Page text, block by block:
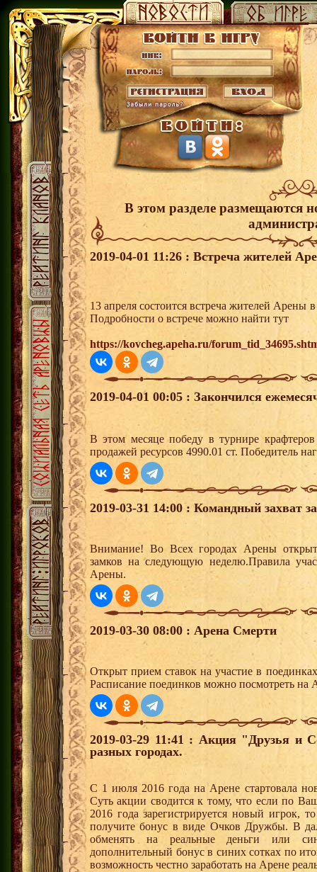
В этом разделе размещаются
2019-04-01 11:26 : Встреча жителей
13 апреля состоится встреча жителей
Подробности о встрече можно найти тут
https://kovcheg.apeha.ru/
2019-04-01 00:05 : Закончился
В этом месяце победу в турнире
продажей ресурсов 4990.01 ст. Победитель
2019-03-31 14:00 : Командный захват
Внимание! Во Всех городах Арены
замков на следующую неделю.Правила
Арены.
2019-03-30 08:00 : Арена Смерти
Открыт прием ставок на участие в
Расписание поединков можно посмотреть на
2019-03-29 11:41 : Акция "Друзья и
разных городах.
С 1 июля 2016 года на Арене стартовала
Суть акции сводится к тому, что если по
2016 года зарегистрируется новый
получите бонус в виде Очков Дружбы. В
обменять на реальные деньги или
дополнительный бонус в синих сотках по
возможность честно заработать на Арене